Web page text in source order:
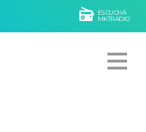
ESCUCHÁ
MKTRADIO